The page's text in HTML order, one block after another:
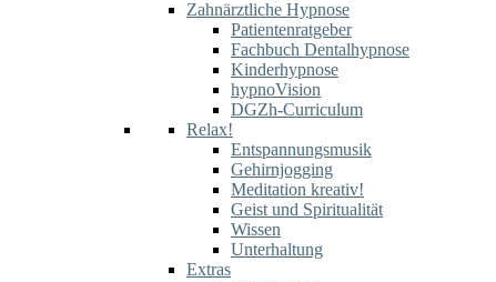
Zahnärztliche Hypnose
Patientenratgeber
Fachbuch Dentalhypnose
Kinderhypnose
hypnoVision
DGZh-Curriculum
Relax!
Entspannungsmusik
Gehirnjogging
Meditation kreativ!
Geist und Spiritualität
Wissen
Unterhaltung
Extras